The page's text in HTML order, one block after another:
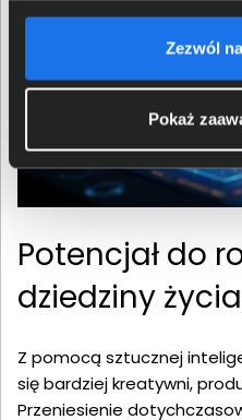
Zezwól
Pokaż
Potencjał do
dziedziny życia
Z pomocą sztucznej
się bardziej kreatywni,
Przeniesienie